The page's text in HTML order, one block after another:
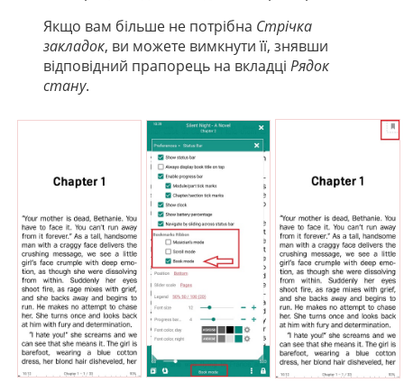
Якщо вам більше не потрібна Стрічка
закладок, ви можете вимкнути її, знявши
відповідний прапорець на вкладці Рядок
стану.